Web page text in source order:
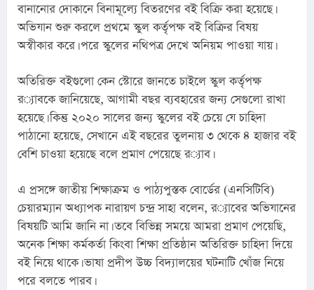
বানানোর দোকানে বিনামূল্যে বিতরণের বই বিক্রি করা হয়েছে।
অভিযান শুরু করলে প্রথমে স্কুল কর্তৃপক্ষ বই বিক্রির বিষয়
অস্বীকার করে। পরে স্কুলের নথিপত্র দেখে অনিয়ম পাওয়া যায়।
অতিরিক্ত বইগুলো কেন স্টোরে জানতে চাইলে স্কুল কর্তৃপক্ষ
র‌্যাবকে জানিয়েছে, আগামী বছর ব্যবহারের জন্য সেগুলো রাখা
হয়েছে। কিন্তু ২০২০ সালের জন্য স্কুলের বই চেয়ে যে চাহিদা
পাঠানো হয়েছে, সেখানে এই বছরের তুলনায় ৩ থেকে ৪ হাজার বই
বেশি চাওয়া হয়েছে বলে প্রমাণ পেয়েছে র‌্যাব।
এ প্রসঙ্গে জাতীয় শিক্ষাক্রম ও পাঠ্যপুস্তক বোর্ডের (এনসিটিবি)
চেয়ারম্যান অধ্যাপক নারায়ণ চন্দ্র সাহা বলেন, র‌্যাবের অভিযানের
বিষয়টি আমি জানি না। তবে বিভিন্ন সময়ে আমরা প্রমাণ পেয়েছি,
অনেক শিক্ষা কর্মকর্তা কিংবা শিক্ষা প্রতিষ্ঠান অতিরিক্ত চাহিদা দিয়ে
বই নিয়ে থাকে। ভাষা প্রদীপ উচ্চ বিদ্যালয়ের ঘটনাটি খোঁজ নিয়ে
পরে বলতে পারব।